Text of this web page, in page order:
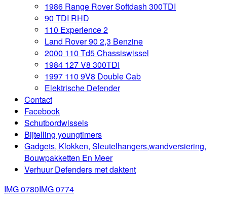
1986 Range Rover Softdash 300TDI
90 TDI RHD
110 Experience 2
Land Rover 90 2,3 Benzine
2000 110 Td5 Chassiswissel
1984 127 V8 300TDI
1997 110 9V8 Double Cab
Elektrische Defender
Contact
Facebook
Schutbordwissels
Bijtelling youngtimers
Gadgets, Klokken, Sleutelhangers,wandversiering,
Bouwpakketten En Meer
Verhuur Defenders met daktent
IMG 0780IMG 0774